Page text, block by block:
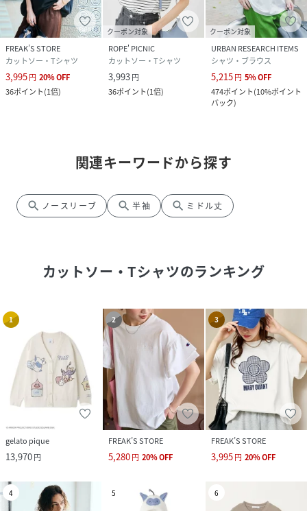
FREAK’S STORE
カットソー・Tシャツ
3,995円 20%OFF
36ポイント(1倍)
クーポン対象
ROPE' PICNIC
カットソー・Tシャツ
3,993円
36ポイント(1倍)
クーポン対象
URBAN RESEARCH ITEMS
シャツ・ブラウス
5,215円 5%OFF
474ポイント(10%ポイント
バック)
関連キーワードから探す
search ノースリーブ search 半袖 search ミドル丈
カットソー・Tシャツのランキング
1
gelato pique
13,970円
2
FREAK’S STORE
5,280円 20%OFF
3
FREAK’S STORE
3,995円 20%OFF
4 5 6